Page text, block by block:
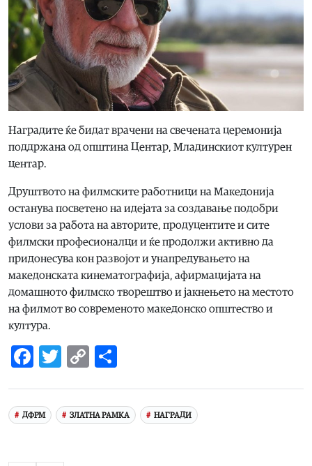
Наградите ќе бидат врачени на свечената церемонија
поддржана од општина Центар, Младинскиот културен
центар.
Друштвото на филмските работници на Македонија
останува посветено на идејата за создавање подобри
услови за работа на авторите, продуцентите и сите
филмски професионалци и ќе продолжи активно да
придонесува кон развојот и унапредувањето на
македонската кинематографија, афирмацијата на
домашното филмско творештво и јакнењето на местото
на филмот во современото македонско општество и
култура.
Facebook
Twitter
Copy
ДФРМ ЗЛАТНА РАМКА НАГРАДИ